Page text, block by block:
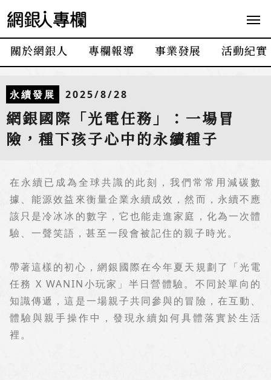
網
人
專
欄
關於網銀人 專欄報導 事業發展 活動紀實
永續發展 2025/8/28
網銀國際「光電任務」：一場冒
險，種下孩子心中的永續種子
在永續已成為全球共識的此刻，我們常常用減碳數
據、能源效益來衡量企業永續成效，然而，永續不應
該只是冷冰冰的數字，它也能走進家庭，化為一次體
驗、一聲笑語，甚至一段會被記住的親子時光。
帶著這樣的初心，網銀國際在今年夏天規劃了「光電
任務 X WANIN小玩家」半日營體驗。不同於單向的
知識傳遞，這是一場親子共同參與的冒險，在互動、
體驗與親手操作中，發現永續如何具體落實於生活
裡。